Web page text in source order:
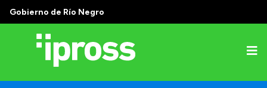
Gobierno de Río Negro